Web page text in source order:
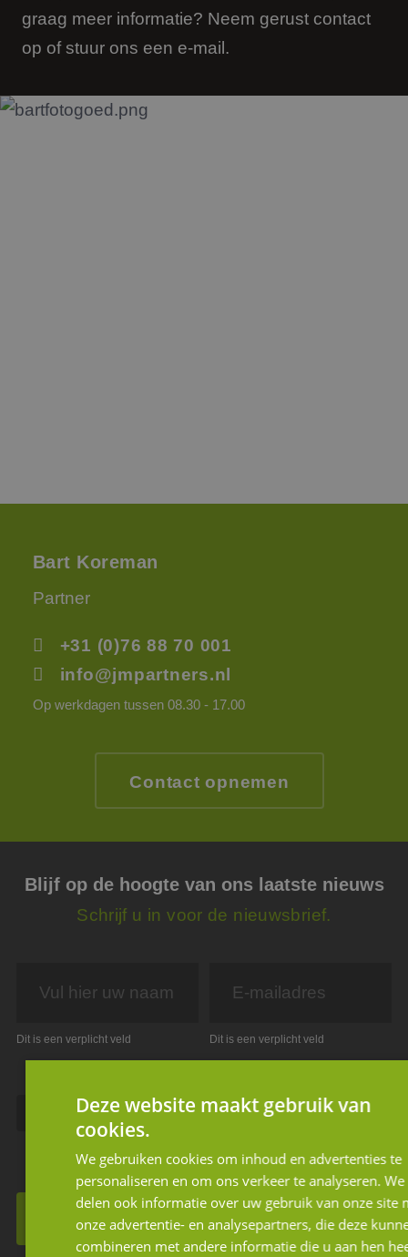
graag meer informatie? Neem gerust contact
op of stuur ons een e-mail.
Bart Koreman
Partner
+31 (0)76 88 70 001
info@jmpartners.nl
Op werkdagen tussen 08.30 - 17.00
Contact opnemen
Blijf op de hoogte van ons laatste nieuws
Schrijf u in voor de nieuwsbrief.
Dit is een verplicht veld Dit is een verplicht veld
gegevens te gebruiken volgens de privacy
Inschrijven voor de nieuwsbrief
Deze website maakt gebruik van
cookies.
We gebruiken cookies om inhoud en advertenties te
personaliseren en om ons verkeer te analyseren. We
delen ook informatie over uw gebruik van onze site
onze advertentie- en analysepartners, die deze
combineren met andere informatie die u aan hen